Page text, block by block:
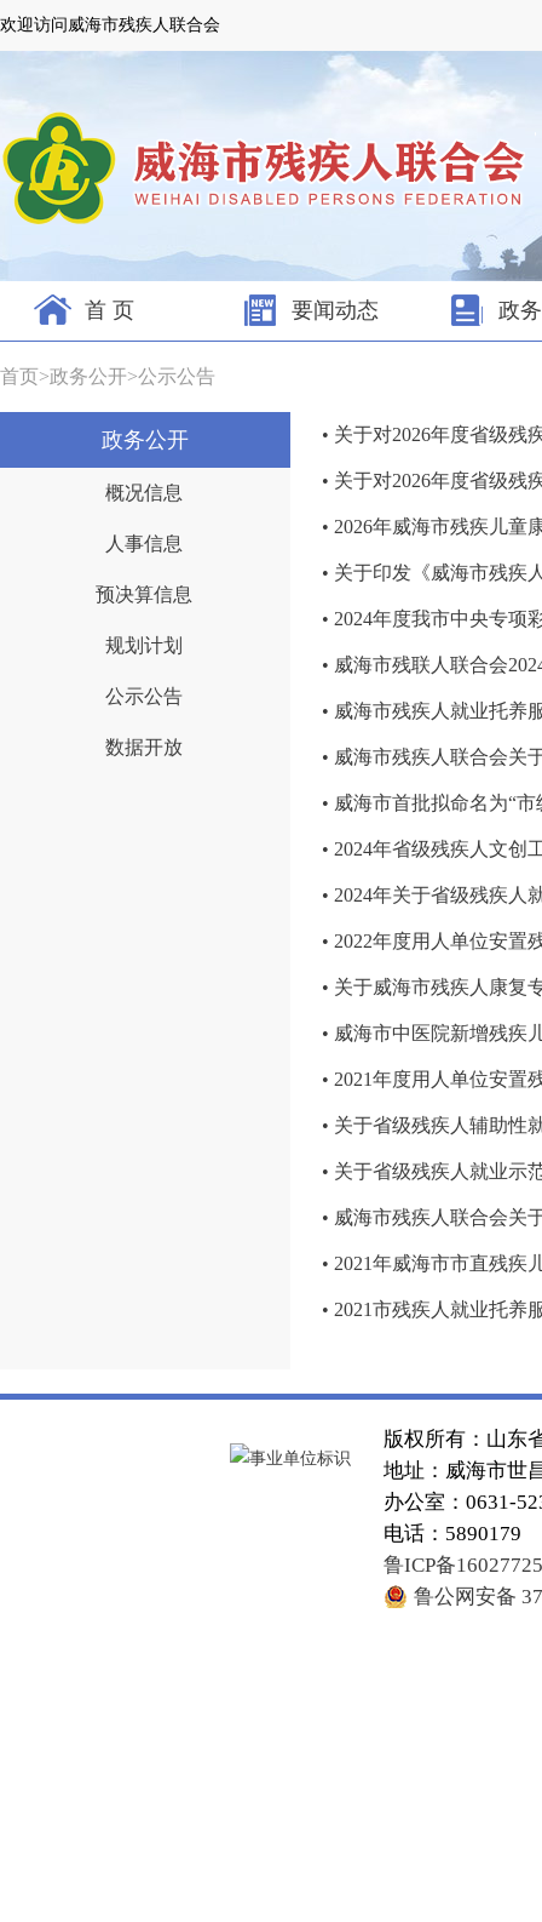
欢迎访问威海市残疾人联合会
首 页 要闻动态 政
首页>政务公开>公示公告
政务公开
概况信息
人事信息
预决算信息
规划计划
公示公告
数据开放
• 关于对2026年度省级残
• 关于对2026年度省级
• 2026年威海市残疾儿童
• 关于印发《威海市残疾
• 2024年度我市中央专项
• 威海市残联人联合会
• 威海市残疾人就业托养
• 威海市残疾人联合会关
• 威海市首批拟命名为“
• 2024年省级残疾人文创
• 2024年关于省级残疾
• 2022年度用人单位安置
• 关于威海市残疾人康复
• 威海市中医院新增残疾
• 2021年度用人单位安置
• 关于省级残疾人辅助性
• 关于省级残疾人就业示
• 威海市残疾人联合会关
• 2021年威海市市直残疾
• 2021市残疾人就业托养
版权所有：山东
地址：威海市世
办公室：0631-
电话：5890179
鲁ICP备
鲁公网安备